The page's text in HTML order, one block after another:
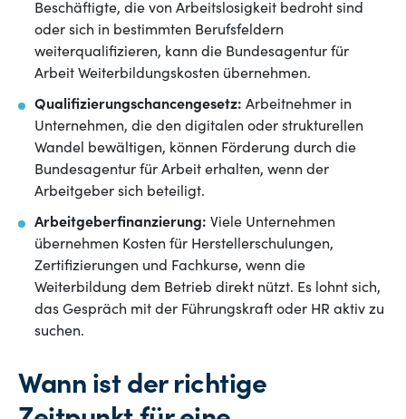
Beschäftigte, die von Arbeitslosigkeit bedroht sind
oder sich in bestimmten Berufsfeldern
weiterqualifizieren, kann die Bundesagentur für
Arbeit Weiterbildungskosten übernehmen.
Qualifizierungschancengesetz: Arbeitnehmer in
Unternehmen, die den digitalen oder strukturellen
Wandel bewältigen, können Förderung durch die
Bundesagentur für Arbeit erhalten, wenn der
Arbeitgeber sich beteiligt.
Arbeitgeberfinanzierung: Viele Unternehmen
übernehmen Kosten für Herstellerschulungen,
Zertifizierungen und Fachkurse, wenn die
Weiterbildung dem Betrieb direkt nützt. Es lohnt sich,
das Gespräch mit der Führungskraft oder HR aktiv zu
suchen.
Wann ist der richtige